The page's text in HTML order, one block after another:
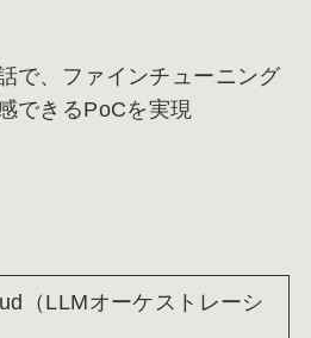
で、ファインチューニング
できるPoCを実現
（LLMオーケストレーシ